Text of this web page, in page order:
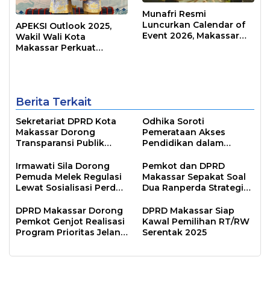
APEKSI Outlook 2025,
Wakil Wali Kota
Makassar Perkuat
Munafri Resmi
Luncurkan Calendar of
Event 2026, Makassar
Berita Terkait
Sekretariat DPRD Kota
Makassar Dorong
Transparansi Publik
Digital
Odhika Soroti
Pemerataan Akses
Pendidikan dalam
Irmawati Sila Dorong
Pemuda Melek Regulasi
Lewat Sosialisasi Perda
Pemkot dan DPRD
Makassar Sepakat Soal
Dua Ranperda Strategis
Depan
DPRD Makassar Dorong
Pemkot Genjot Realisasi
Program Prioritas Jelang
DPRD Makassar Siap
Kawal Pemilihan RT/RW
Serentak 2025